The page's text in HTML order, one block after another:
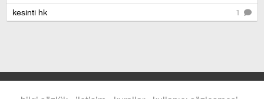
1
kesinti hk